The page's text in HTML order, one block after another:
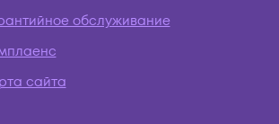
обслуживание
сайта